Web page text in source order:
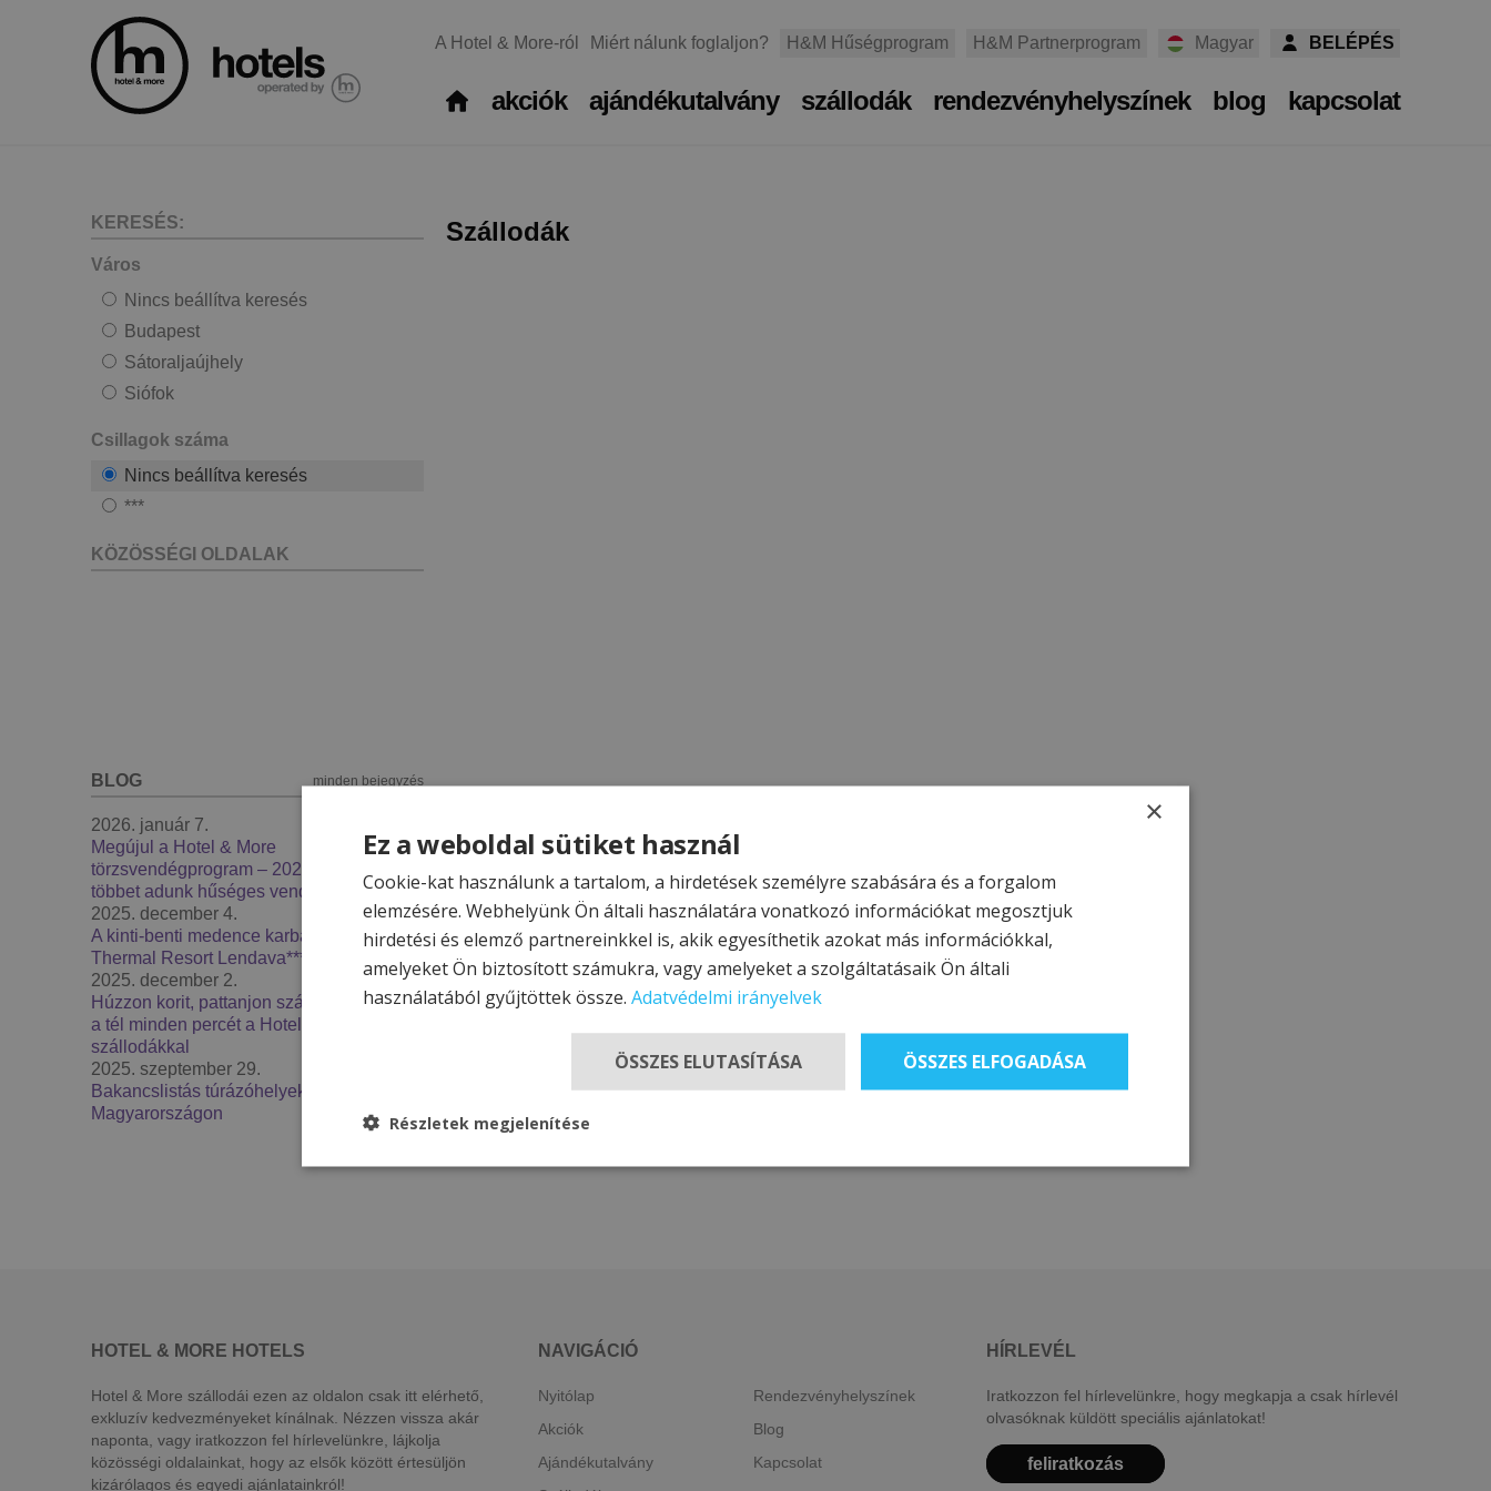
A Hotel & More-ról Miért nálunk foglaljon? H&M Hűségprogram H&M Partnerprogram Magyar BELÉPÉS
akciók ajándékutalvány szállodák rendezvényhelyszínek blog kapcsolat
Szállodák
KERESÉS:
Város
Nincs beállítva keresés
Budapest
Sátoraljaújhely
Siófok
Csillagok száma
Nincs beállítva keresés
***
KÖZÖSSÉGI OLDALAK
BLOG minden bejegyzés
2026. január 7.
Megújul a Hotel & More
törzsvendégprogram – 2026-ban még
többet adunk hűséges vendégeinknek
2025. december 4.
A kinti-benti medence karbantartás -
Thermal Resort Lendava***
2025. december 2.
Húzzon korit, pattanjon szánkóra – Élje át
a tél minden percét a Hotel & More
szállodákkal
2025. szeptember 29.
Bakancslistás túrázóhelyek
Magyarországon
HOTEL & MORE HOTELS
Hotel & More szállodái ezen az oldalon csak itt elérhető,
exkluzív kedvezményeket kínálnak. Nézzen vissza akár
naponta, vagy iratkozzon fel hírlevelünkre, lájkolja
közösségi oldalainkat, hogy az elsők között értesüljön
kizárólagos és egyedi ajánlatainkról!
NAVIGÁCIÓ
Nyitólap
Akciók
Ajándékutalvány
Rendezvényhelyszínek
Blog
Kapcsolat
HÍRLEVÉL
Iratkozzon fel hírlevelünkre, hogy megkapja a csak hírlevél
olvasóknak küldött speciális ajánlatokat!
feliratkozás
×
Ez a weboldal sütiket használ
Cookie-kat használunk a tartalom, a hirdetések személyre szabására és a forgalom
elemzésére. Webhelyünk Ön általi használatára vonatkozó információkat megosztjuk
hirdetési és elemző partnereinkkel is, akik egyesíthetik azokat más információkkal,
amelyeket Ön biztosított számukra, vagy amelyeket a szolgáltatásaik Ön általi
használatából gyűjtöttek össze. Adatvédelmi irányelvek
ÖSSZES ELFOGADÁSA
ÖSSZES ELUTASÍTÁSA
Részletek megjelenítése